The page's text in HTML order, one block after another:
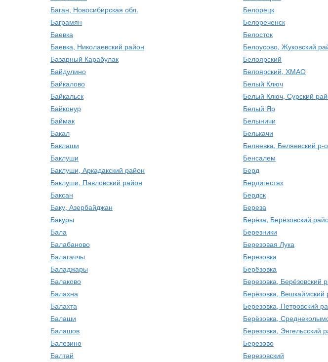
Баган, Новосибирская обл.
Баграмян
Баевка
Баевка, Николаевский район
Базарный Карабулак
Байдулино
Байкалово
Байкальск
Байконур
Баймак
Бакал
Баклаши
Баклуши
Баклуши, Аркадакский район
Баклуши, Павловский район
Баксан
Баку, Азербайджан
Бакуры
Бала
Балабаново
Балагаччы
Баладжары
Балаково
Балахна
Балахта
Балаши
Балашов
Балезино
Балтай
Белорецк
Белореченск
Белосток
Белоусово, Жуковский
Белоярский
Белоярский, ХМАО
Белый Ключ
Белый Ключ, Сурский
Белый Яр
Белыничи
Белькачи
Беляевка, Беляевский р-
Бенсалем
Берд
Бердигестях
Бердск
Береза
Берёза, Берёзовский
Березники
Березовая Лука
Березовка
Берёзовка
Березовка, Берёзовский
Берёзовка, Вешкаймский
Березовка, Петровский
Берёзовка,
Березовка, Энгельсский
Березово
Березовский